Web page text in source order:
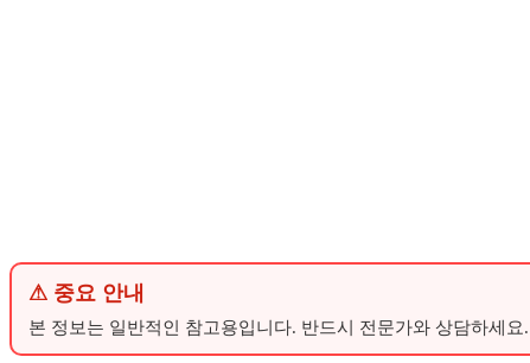
⚠ 중요 안내
본 정보는 일반적인 참고용입니다. 반드시 전문가와 상담하세요.